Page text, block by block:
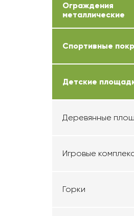
Ограждения
металлические
Спортивные
Детские
Деревянные
Игровые
Горки